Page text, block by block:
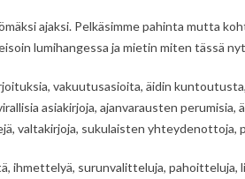
ajaksi. Pelkäsimme pahinta mutta
lumihangessa ja mietin miten tässä
vakuutusasioita, äidin
asiakirjoja, ajanvarausten perumisia,
valtakirjoja, sukulaisten
ihmettelyä, surunvalitteluja, pahoitteluja,